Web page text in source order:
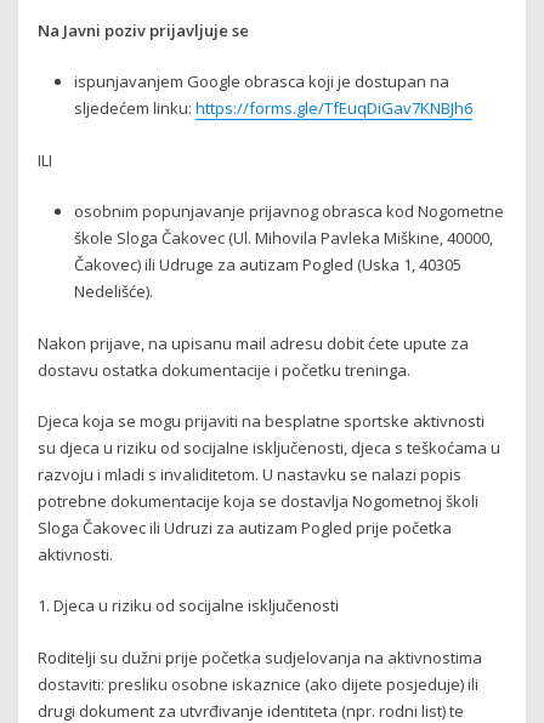
Na Javni poziv prijavljuje se
ispunjavanjem Google obrasca koji je dostupan na
sljedećem linku: https://forms.gle/TfEuqDiGav7KNBJh6
ILI
osobnim popunjavanje prijavnog obrasca kod Nogometne
škole Sloga Čakovec (Ul. Mihovila Pavleka Miškine, 40000,
Čakovec) ili Udruge za autizam Pogled (Uska 1, 40305
Nedelišće).
Nakon prijave, na upisanu mail adresu dobit ćete upute za
dostavu ostatka dokumentacije i početku treninga.
Djeca koja se mogu prijaviti na besplatne sportske aktivnosti
su djeca u riziku od socijalne isključenosti, djeca s teškoćama u
razvoju i mladi s invaliditetom. U nastavku se nalazi popis
potrebne dokumentacije koja se dostavlja Nogometnoj školi
Sloga Čakovec ili Udruzi za autizam Pogled prije početka
aktivnosti.
1. Djeca u riziku od socijalne isključenosti
Roditelji su dužni prije početka sudjelovanja na aktivnostima
dostaviti: presliku osobne iskaznice (ako dijete posjeduje) ili
drugi dokument za utvrđivanje identiteta (npr. rodni list) te